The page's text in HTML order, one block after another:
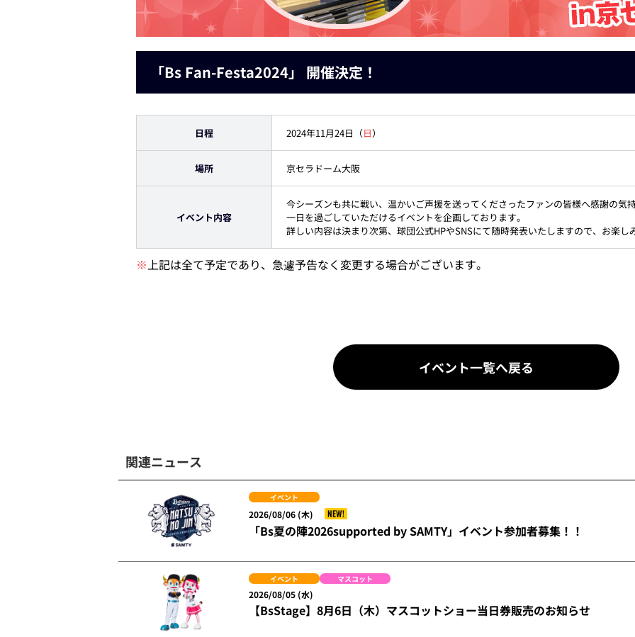
「Bs Fan-Festa2024」 開催決定！
日程 2024年11月24日（日）
場所 京セラドーム大阪
イベント内容
今シーズンも共に戦い、温かいご声援を送ってくださったファンの皆様へ感謝の気
一日を過ごしていただけるイベントを企画しております。
詳しい内容は決まり次第、球団公式HPやSNSにて随時発表いたしますので、お楽し
※上記は全て予定であり、急遽予告なく変更する場合がございます。
イベント一覧へ戻る
関連ニュース
イベント
2026/08/06 (木) NEW!
「Bs夏の陣2026supported by SAMTY」イベント参加者募集！！
イベント マスコット
2026/08/05 (水)
【BsStage】8月6日（木）マスコットショー当日券販売のお知らせ